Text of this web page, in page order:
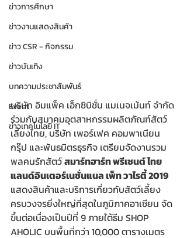
ข่าวการศึกษา
ข่าวงานแสดงสินค้า
ข่าว CSR - กิจกรรม
ข่าวบันเทิง
บทความประชาสัมพันธ์
Event
ข่าวเทคโนโลยี IT
บริษัท อิมแพ็ค เอ็กซิบิชั่น แมเนจเม้นท์ จำกัด
ร่วมกับสมาคมอุตสาหกรรมผลิตภัณฑ์สัตว์
เลี้ยงไทย, บริษัท เพอร์เฟค คอมพาเนียน
กรุ๊ป และพันธมิตรธุรกิจ เตรียมจัดงานรวม
พลคนรักสัตว์ สมาร์ทฮาร์ท พรีเซนต์ ไทย
แลนด์อินเตอร์เนชั่นแนล เพ็ท วาไรตี้ 2019
แสดงสินค้าและบริการเกี่ยวกับสัตว์เลี้ยง
ครบวงจรยิ่งใหญ่ที่สุดในภูมิภาคอาเซียน จัด
ขึ้นต่อเนื่องเป็นปีที่ 9 ภายใต้ธีม SHOP
AHOLIC บนพื้นที่กว่า 10,000 ตารางเมตร